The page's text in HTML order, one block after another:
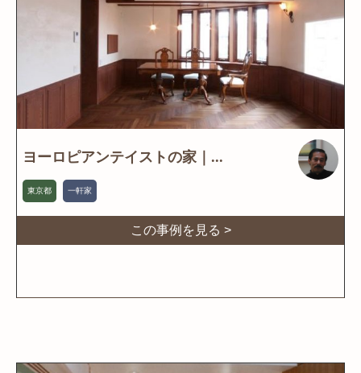
ヨーロピアンテイストの家｜...
東京都 一軒家
この事例を見る >